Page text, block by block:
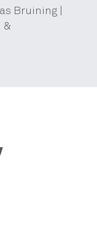
Bruining |
&